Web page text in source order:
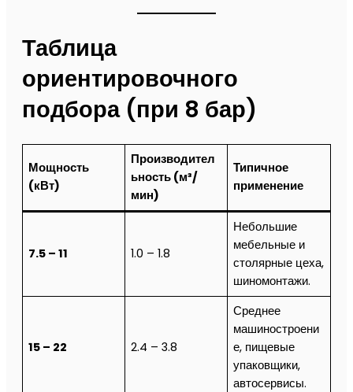
Таблица
ориентировочного
подбора (при 8 бар)
Мощность
(кВт)
Производител
ьность (м³/
мин)
Типичное
применение
7.5 – 11 1.0 – 1.8
Небольшие
мебельные и
столярные цеха,
шиномонтажи.
15 – 22 2.4 – 3.8
Среднее
машиностроени
е, пищевые
упаковщики,
автосервисы.